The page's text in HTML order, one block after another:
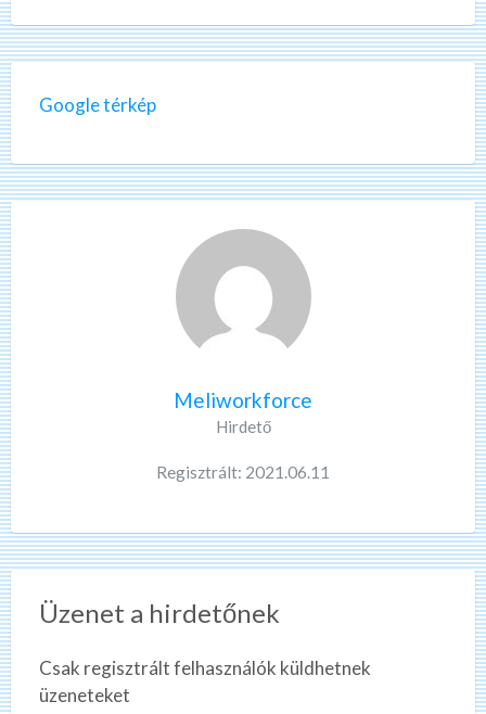
Google térkép
Meliworkforce
Hirdető
Regisztrált: 2021.06.11
Üzenet a hirdetőnek
Csak regisztrált felhasználók küldhetnek
üzeneteket